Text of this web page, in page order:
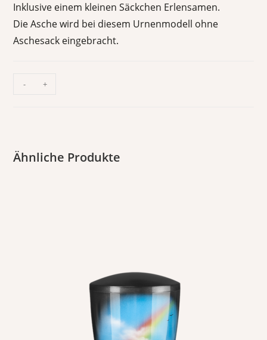
Inklusive einem kleinen Säckchen Erlensamen.
Die Asche wird bei diesem Urnenmodell ohne
Aschesack eingebracht.
- +
Ähnliche Produkte